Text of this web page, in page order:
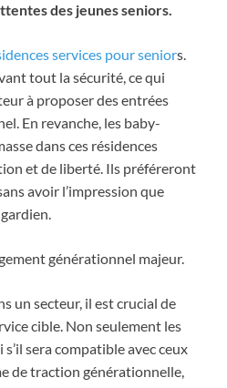
des jeunes seniors.
services pour seniors.
tout la sécurité, ce qui
à proposer des entrées
En revanche, les baby-
dans ces résidences
et de liberté. Ils préféreront
avoir l’impression que
générationnel majeur.
un secteur, il est crucial de
cible. Non seulement les
sera compatible avec ceux
de traction générationnelle,